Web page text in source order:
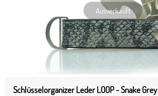
Ausverkauft
Schlüsselorganizer Leder LOOP - Snake Grey